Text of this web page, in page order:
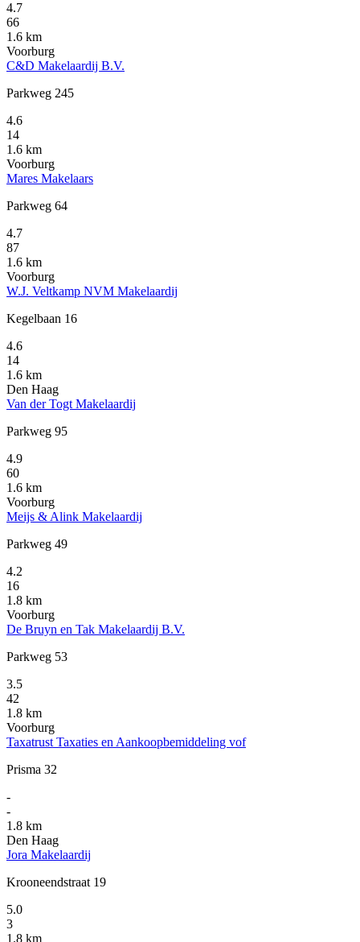
4.7
66
1.6 km
Voorburg
C&D Makelaardij B.V.
Parkweg 245
4.6
14
1.6 km
Voorburg
Mares Makelaars
Parkweg 64
4.7
87
1.6 km
Voorburg
W.J. Veltkamp NVM Makelaardij
Kegelbaan 16
4.6
14
1.6 km
Den Haag
Van der Togt Makelaardij
Parkweg 95
4.9
60
1.6 km
Voorburg
Meijs & Alink Makelaardij
Parkweg 49
4.2
16
1.8 km
Voorburg
De Bruyn en Tak Makelaardij B.V.
Parkweg 53
3.5
42
1.8 km
Voorburg
Taxatrust Taxaties en Aankoopbemiddeling vof
Prisma 32
-
-
1.8 km
Den Haag
Jora Makelaardij
Krooneendstraat 19
5.0
3
1.8 km